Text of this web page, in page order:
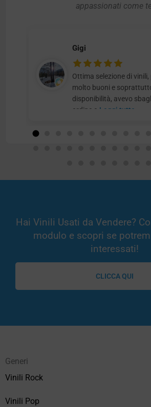
appassionati come
Gigi
Ottima selezione di vinili,
molto buoni e
disponibilità, avevo
ordine e Leggi tutto
Hai Vinili Usati da Vendere?
modulo e scopri se
interessati!
CLICCA QUI
Generi
Vinili Rock
Vinili Pop